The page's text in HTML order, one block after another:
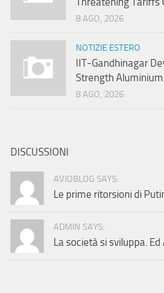
8 AGO, 2026
NOTIZIE ESTERO
IIT-Gandhinagar
Strength
8 AGO, 2026
DISCUSSIONI
AVIOBLOG SAYS:
Le prime ritorsioni di
ADMIN SAYS:
La società si sviluppa. Ed